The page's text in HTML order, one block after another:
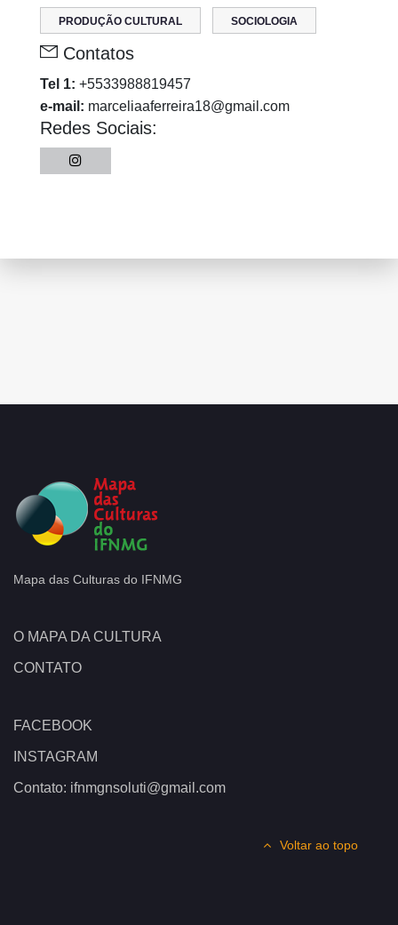
PRODUÇÃO CULTURAL SOCIOLOGIA
Contatos
Tel 1: +5533988819457
e-mail: marceliaaferreira18@gmail.com
Redes Sociais:
Mapa das Culturas do IFNMG
O MAPA DA CULTURA
CONTATO
FACEBOOK
INSTAGRAM
Contato: ifnmgnsoluti@gmail.com
Voltar ao topo